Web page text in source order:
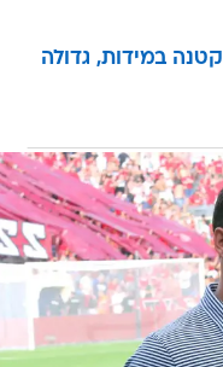
במידות, גדולה